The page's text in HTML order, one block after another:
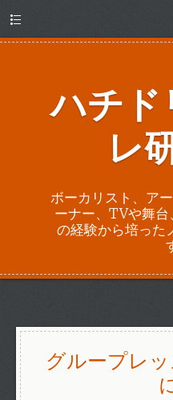
ハチド
レ
ボーカリスト、ア
ーナー、TVや舞
の経験から培った
グループレ